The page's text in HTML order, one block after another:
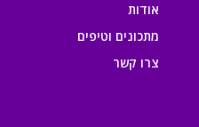
אודות
מתכונים וטיפים
צרו קשר